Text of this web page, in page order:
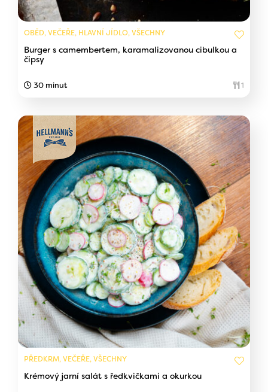
OBĚD, VEČEŘE, HLAVNÍ JÍDLO, VŠECHNY
Burger s camembertem, karamalizovanou cibulkou a
čipsy
30 minut 1
PŘEDKRM, VEČEŘE, VŠECHNY
Krémový jarní salát s ředkvičkami a okurkou